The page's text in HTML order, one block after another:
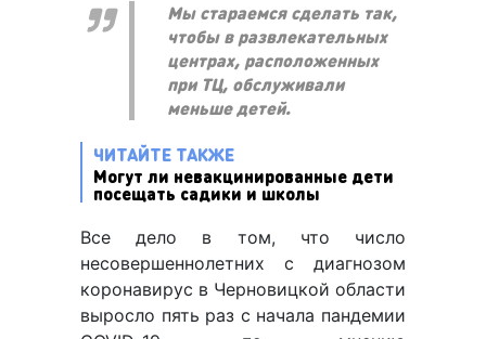
Мы стараемся сделать так,
чтобы в развлекательных
центрах, расположенных
при ТЦ, обслуживали
меньше детей.
ЧИТАЙТЕ ТАКЖЕ
Могут ли невакцинированные дети
посещать садики и школы
Все дело в том, что число
несовершеннолетних с диагнозом
коронавирус в Черновицкой области
выросло пять раз с начала пандемии